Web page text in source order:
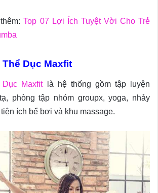
thêm:Top 07 Lợi Ích Tuyệt Vời Cho Trẻ
Thể Dục Maxfit
Maxfitlà hệ thống gồm tập luyện
phòng tập nhóm groupx, yoga, nhảy
ích bể bơi và khu massage.